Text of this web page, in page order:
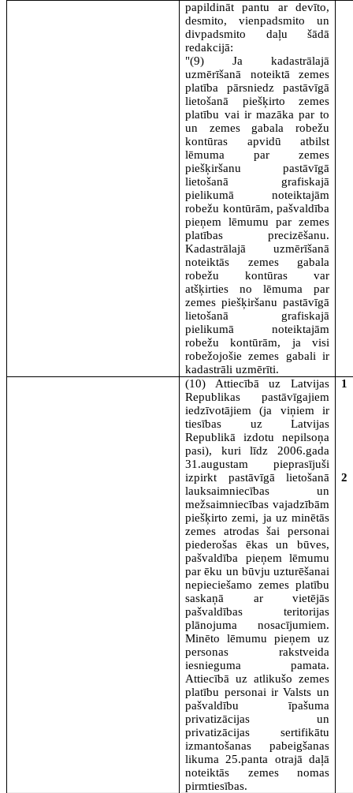
papildināt pantu ar devīto,
desmito, vienpadsmito un
divpadsmito daļu šādā
redakcijā:
"(9) Ja kadastrālajā
uzmērīšanā noteiktā zemes
platība pārsniedz pastāvīgā
lietošanā piešķirto zemes
platību vai ir mazāka par to
un zemes gabala robežu
kontūras apvidū atbilst
lēmuma par zemes
piešķiršanu pastāvīgā
lietošanā grafiskajā
pielikumā noteiktajām
robežu kontūrām, pašvaldība
pieņem lēmumu par zemes
platības precizēšanu.
Kadastrālajā uzmērīšanā
noteiktās zemes gabala
robežu kontūras var
atšķirties no lēmuma par
zemes piešķiršanu pastāvīgā
lietošanā grafiskajā
pielikumā noteiktajām
robežu kontūrām, ja visi
robežojošie zemes gabali ir
kadastrāli uzmērīti.
(10) Attiecībā uz Latvijas
Republikas pastāvīgajiem
iedzīvotājiem (ja viņiem ir
tiesības uz Latvijas
Republikā izdotu nepilsoņa
pasi), kuri līdz 2006.gada
31.augustam pieprasījuši
izpirkt pastāvīgā lietošanā
lauksaimniecības un
mežsaimniecības vajadzībām
piešķirto zemi, ja uz minētās
zemes atrodas šai personai
piederošas ēkas un būves,
pašvaldība pieņem lēmumu
par ēku un būvju uzturēšanai
nepieciešamo zemes platību
saskaņā ar vietējās
pašvaldības teritorijas
plānojuma nosacījumiem.
Minēto lēmumu pieņem uz
personas rakstveida
iesnieguma pamata.
Attiecībā uz atlikušo zemes
platību personai ir Valsts un
pašvaldību īpašuma
privatizācijas un
privatizācijas sertifikātu
izmantošanas pabeigšanas
likuma 25.panta otrajā daļā
noteiktās zemes nomas
pirmtiesības.
1
2